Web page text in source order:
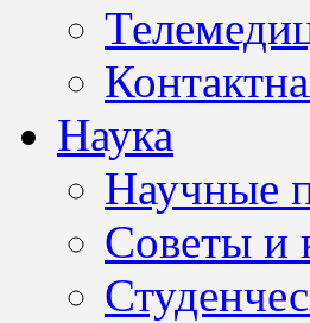
Наука
Научные
Советы и